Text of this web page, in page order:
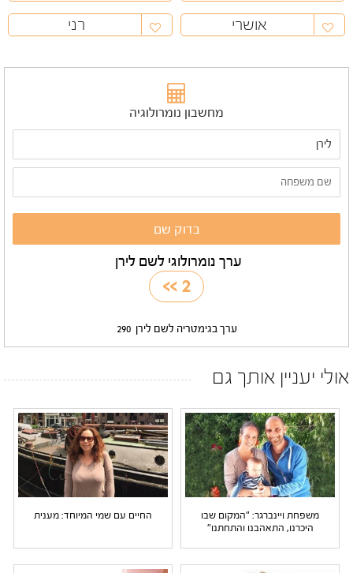
אושרי
רני
מחשבון נומרולוגיה
ערך נומרולוגי לשם לירן
2
>>
ערך בגימטריה לשם לירן 290
אולי יעניין אותך גם
משפחת ויינברגר: "המקום שבו
היכרנו, התאהבנו והתחתנו"
החיים עם שמי המיוחד: מענית